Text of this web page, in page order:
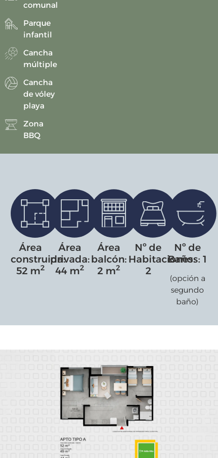
comunal
Parque
infantil
Cancha
múltiple
⁠Cancha
de vóley
playa
Zona
BBQ
Área
construida:
52 m2
Área
privada:
44 m2
Área
balcón:
2 m2
Nº de
Habitaciones:
2
Nº de
Baños: 1
(opción a
segundo
baño)